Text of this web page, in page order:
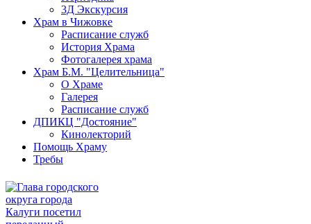
3Д Экскурсия
Храм в Чижовке
Расписание служб
История Храма
Фотогалерея храма
Храм Б.М. "Целительница"
О Храме
Галерея
Расписание служб
ДПИКЦ "Достояние"
Кинолекторий
Помощь Храму
Требы